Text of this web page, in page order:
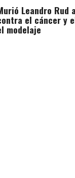
Leandro Rud
el cáncer y
modelaje